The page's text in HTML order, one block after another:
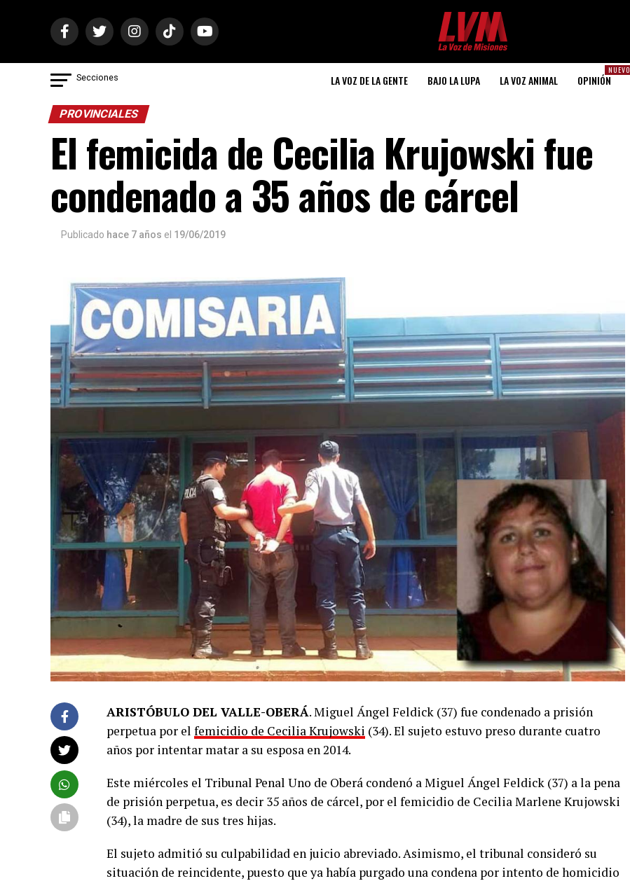
Secciones LA VOZ DE LA GENTE BAJO LA LUPA LA VOZ ANIMAL
NUEVO
OPINIÓN
PROVINCIALES
El femicida de Cecilia Krujowski fue
condenado a 35 años de cárcel
Publicado hace 7 años el 19/06/2019
ARISTÓBULO DEL VALLE-OBERÁ. Miguel Ángel Feldick (37) fue condenado a prisión
perpetua por el femicidio de Cecilia Krujowski (34). El sujeto estuvo preso durante cuatro
años por intentar matar a su esposa en 2014.
Este miércoles el Tribunal Penal Uno de Oberá condenó a Miguel Ángel Feldick (37) a la pena
de prisión perpetua, es decir 35 años de cárcel, por el femicidio de Cecilia Marlene Krujowski
(34), la madre de sus tres hijas.
El sujeto admitió su culpabilidad en juicio abreviado. Asimismo, el tribunal consideró su
situación de reincidente, puesto que ya había purgado una condena por intento de homicidio